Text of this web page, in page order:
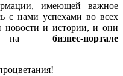
имеющей важное
с нами успехами во всех
новости и истории, и они
на бизнес-портале